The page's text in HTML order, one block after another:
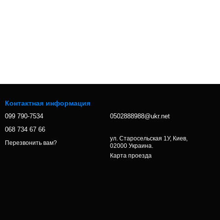
Контактная информация
099 790-7534
068 734 67 66
Перезвонить вам?
0502888988@ukr.net
ул. Старосельская 1У, Киев,
02000 Украина.
Карта проезда